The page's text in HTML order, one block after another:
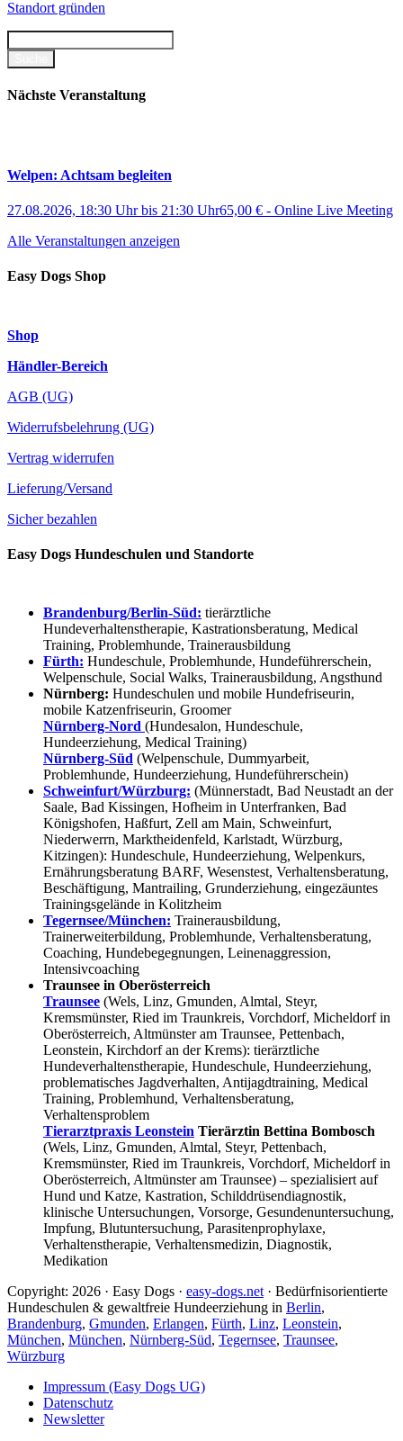
Standort gründen
Nächste Veranstaltung
Welpen: Achtsam begleiten
27.08.2026, 18:30 Uhrbis 21:30 Uhr65,00 € - Online Live Meeting
Alle Veranstaltungen anzeigen
Easy Dogs Shop
Shop
Händler-Bereich
AGB (UG)
Widerrufsbelehrung (UG)
Vertrag widerrufen
Lieferung/Versand
Sicher bezahlen
Easy Dogs Hundeschulen und Standorte
Brandenburg/Berlin-Süd: tierärztliche
Hundeverhaltenstherapie, Kastrationsberatung, Medical
Training, Problemhunde, Trainerausbildung
Fürth: Hundeschule, Problemhunde, Hundeführerschein,
Welpenschule, Social Walks, Trainerausbildung, Angsthund
Nürnberg: Hundeschulen und mobile Hundefriseurin,
mobile Katzenfriseurin, Groomer
Nürnberg-Nord (Hundesalon, Hundeschule,
Hundeerziehung, Medical Training)
Nürnberg-Süd (Welpenschule, Dummyarbeit,
Problemhunde, Hundeerziehung, Hundeführerschein)
Schweinfurt/Würzburg: (Münnerstadt, Bad Neustadt an der
Saale, Bad Kissingen, Hofheim in Unterfranken, Bad
Königshofen, Haßfurt, Zell am Main, Schweinfurt,
Niederwerrn, Marktheidenfeld, Karlstadt, Würzburg,
Kitzingen): Hundeschule, Hundeerziehung, Welpenkurs,
Ernährungsberatung BARF, Wesenstest, Verhaltensberatung,
Beschäftigung, Mantrailing, Grunderziehung, eingezäuntes
Trainingsgelände in Kolitzheim
Tegernsee/München: Trainerausbildung,
Trainerweiterbildung, Problemhunde, Verhaltensberatung,
Coaching, Hundebegegnungen, Leinenaggression,
Intensivcoaching
Traunsee in Oberösterreich
Traunsee (Wels, Linz, Gmunden, Almtal, Steyr,
Kremsmünster, Ried im Traunkreis, Vorchdorf, Micheldorf in
Oberösterreich, Altmünster am Traunsee, Pettenbach,
Leonstein, Kirchdorf an der Krems): tierärztliche
Hundeverhaltenstherapie, Hundeschule, Hundeerziehung,
problematisches Jagdverhalten, Antijagdtraining, Medical
Training, Problemhund, Verhaltensberatung,
Verhaltensproblem
Tierarztpraxis Leonstein Tierärztin Bettina Bombosch
(Wels, Linz, Gmunden, Almtal, Steyr, Pettenbach,
Kremsmünster, Ried im Traunkreis, Vorchdorf, Micheldorf in
Oberösterreich, Altmünster am Traunsee) – spezialisiert auf
Hund und Katze, Kastration, Schilddrüsendiagnostik,
klinische Untersuchungen, Vorsorge, Gesundenuntersuchung,
Impfung, Blutuntersuchung, Parasitenprophylaxe,
Verhaltenstherapie, Verhaltensmedizin, Diagnostik,
Medikation
Copyright: 2026 · Easy Dogs · easy-dogs.net · Bedürfnisorientierte
Hundeschulen & gewaltfreie Hundeerziehung in Berlin,
Brandenburg, Gmunden, Erlangen, Fürth, Linz, Leonstein,
München, München, Nürnberg-Süd, Tegernsee, Traunsee,
Würzburg
Impressum (Easy Dogs UG)
Datenschutz
Newsletter